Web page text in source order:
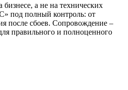
бизнесе, а не на технических
под полный контроль: от
после сбоев. Сопровождение –
правильного и полноценного